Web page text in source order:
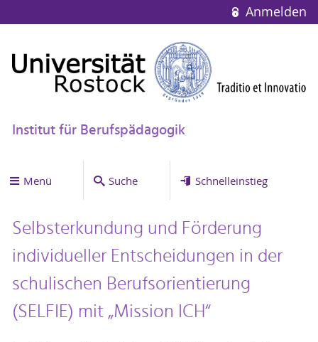
Anmelden
Institut für Berufspädagogik
Menü Suche Schnelleinstieg
Selbsterkundung und Förderung
individueller Entscheidungen in der
schulischen Berufsorientierung
(SELFIE) mit „Mission ICH“